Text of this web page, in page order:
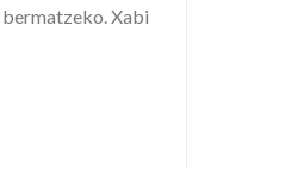
Xabi